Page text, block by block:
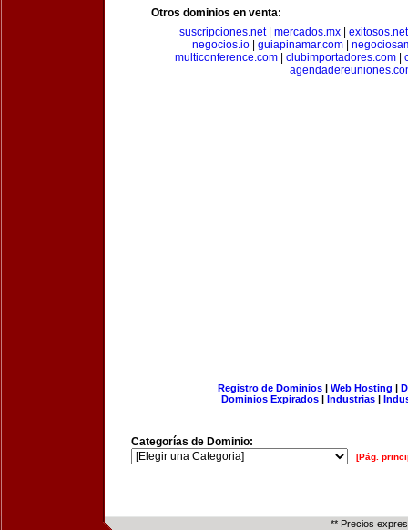
Otros dominios en venta:
suscripciones.net| mercados.mx
exitosos.net
negocios.io
guiapinamar.com
multiconference.com
clubimportadores.com
Registro de Dominios| Web Hosting |
Dominios Expirados | Industrias |
Categorías de Dominio:
[Pág.
** Precios